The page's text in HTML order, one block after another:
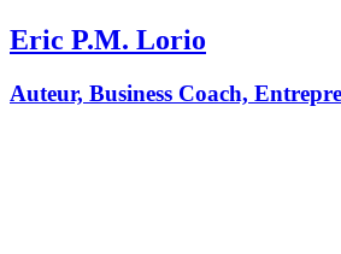
Eric P.M. Lorio
Auteur, Business Coach,